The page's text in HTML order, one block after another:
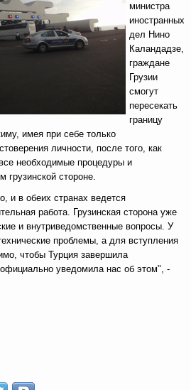
министра
иностранных
дел Нино
Каландадзе,
граждане
Грузии
смогут
пересекать
границу
имея при себе только
личности, после того, как
необходимые процедуры и
грузинской стороне.
и в обеих странах ведется
работа. Грузинская сторона уже
и внутриведомственные вопросы. У
проблемы, а для вступления
чтобы Турция завершила
уведомила нас об этом", -